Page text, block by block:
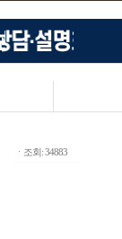
ㆍ조회: 34883